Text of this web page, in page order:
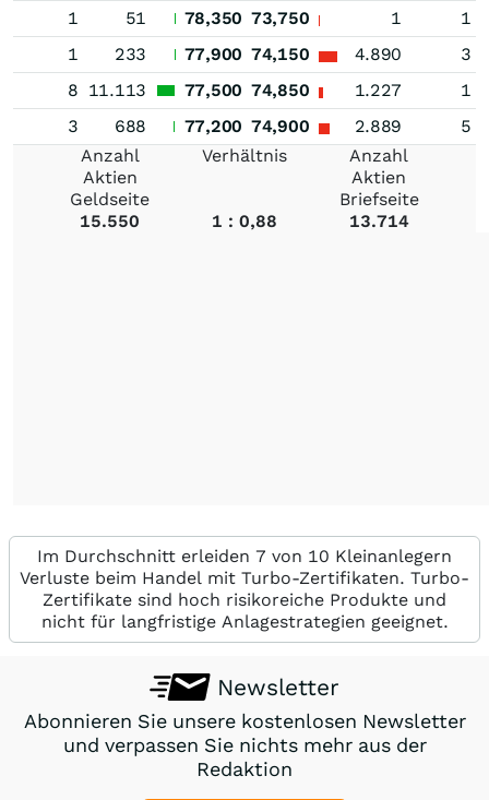
1
51 78,350 73,750 1
1
1
233 77,900 74,150 4.890
3
8 11.113 77,500 74,850 1.227
1
3
688 77,200 74,900 2.889
5
Anzahl
Aktien
Geldseite
Verhältnis
Anzahl
Aktien
Briefseite
15.550
1 : 0,88 13.714
Im Durchschnitt erleiden 7 von 10 Kleinanlegern
Verluste beim Handel mit Turbo-Zertifikaten. Turbo-
Zertifikate sind hoch risikoreiche Produkte und
nicht für langfristige Anlagestrategien geeignet.
Newsletter
Abonnieren Sie unsere kostenlosen Newsletter
und verpassen Sie nichts mehr aus der
Redaktion